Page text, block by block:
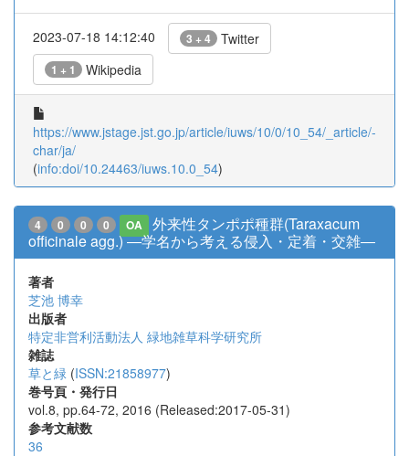
2023-07-18 14:12:40 3 + 4 Twitter
1 + 1 Wikipedia
https://www.jstage.jst.go.jp/article/iuws/10/0/10_54/_article/-
char/ja/
(info:doi/10.24463/iuws.10.0_54)
4 0 0 0 OA
外来性タンポポ種群(Taraxacum
officinale agg.) ―学名から考える侵入・定着・交雑―
著者
芝池 博幸
出版者
特定非営利活動法人 緑地雑草科学研究所
雑誌
草と緑 (ISSN:21858977)
巻号頁・発行日
vol.8, pp.64-72, 2016 (Released:2017-05-31)
参考文献数
36